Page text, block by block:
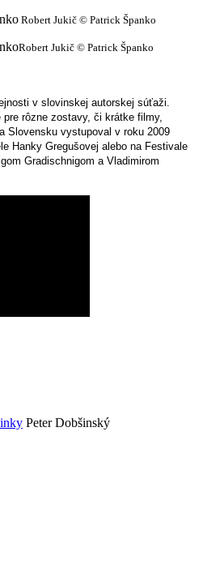
Robert Jukič © Patrick Španko
Robert Jukič © Patrick Španko
v slovinskej autorskej súťaži.
rôzne zostavy, či krátke filmy,
Slovensku vystupoval v roku 2009
Hanky Gregušovej alebo na Festivale
Gradischnigom a Vladimirom
Peter Dobšinský